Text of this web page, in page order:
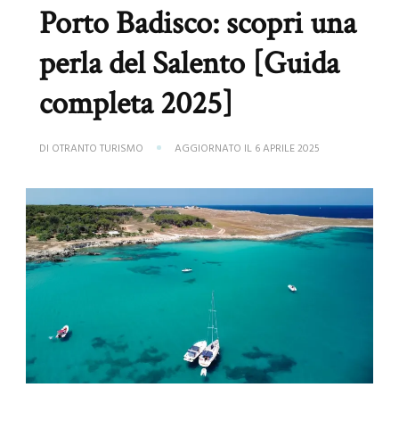
Porto Badisco: scopri una
perla del Salento [Guida
completa 2025]
DI OTRANTO TURISMO AGGIORNATO IL 6 APRILE 2025